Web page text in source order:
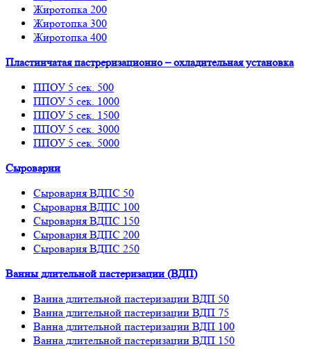
Жиротопка 200
Жиротопка 300
Жиротопка 400
Пластинчатая пастреризационно – охладительная установка
ППОУ 5 сек. 500
ППОУ 5 сек. 1000
ППОУ 5 сек. 1500
ППОУ 5 сек. 3000
ППОУ 5 сек. 5000
Сыроварни
Сыроварня ВДПС 50
Сыроварня ВДПС 100
Сыроварня ВДПС 150
Сыроварня ВДПС 200
Сыроварня ВДПС 250
Ванны длительной пастеризации (ВДП)
Ванна длительной пастеризации ВДП 50
Ванна длительной пастеризации ВДП 75
Ванна длительной пастеризации ВДП 100
Ванна длительной пастеризации ВДП 150